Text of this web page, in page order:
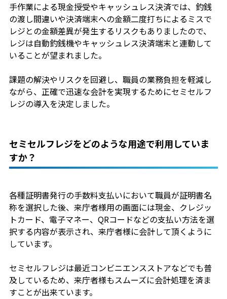
手作業による現金授受やキャッシュレス決済では、釣銭
の渡し間違いや決済端末への金額二度打ちによるミスで
レジとの金額差異が発生するリスクもありましたので、
レジは自動釣銭機やキャッシュレス決済端末と連動して
いることが望まれました。
課題の解決やリスクを回避し、職員の業務負担を軽減し
ながら、正確で迅速な会計を実現するためにセミセルフ
レジの導入を決定しました。
セミセルフレジをどのような用途で利用していま
すか？
各種証明書発行の手数料支払いにおいて職員が証明書名
称を選択した後、来庁者様用の画面には現金、クレジッ
トカード、電子マネー、QRコードなどの支払い方法を選
択する内容が表示され、来庁者様に会計して頂くように
しています。
セミセルフレジは最近コンビニエンスストアなどでも普
及しているため、来庁者様もスムーズに会計処理を済ま
すことが出来ています。